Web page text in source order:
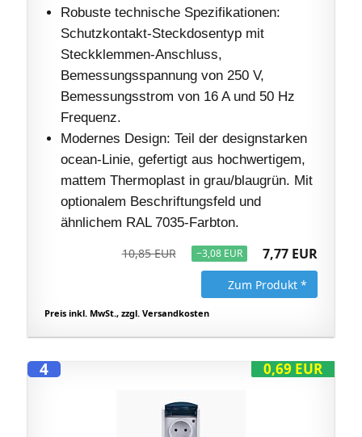
Robuste technische Spezifikationen:
Schutzkontakt-Steckdosentyp mit
Steckklemmen-Anschluss,
Bemessungsspannung von 250 V,
Bemessungsstrom von 16 A und 50 Hz
Frequenz.
Modernes Design: Teil der designstarken
ocean-Linie, gefertigt aus hochwertigem,
mattem Thermoplast in grau/blaugrün. Mit
optionalem Beschriftungsfeld und
ähnlichem RAL 7035-Farbton.
10,85 EUR −3,08 EUR 7,77 EUR
Zum Produkt *
Preis inkl. MwSt., zzgl. Versandkosten
0,69 EUR
4